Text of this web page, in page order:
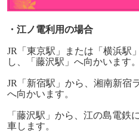
・江ノ電利用の場合
JR
「東京駅」または「横浜駅
し、「藤沢駅」へ向かいます。
JR
「新宿駅」から、湘南新宿
へ向かいます。
「藤沢駅」から、江の島電鉄
車します。